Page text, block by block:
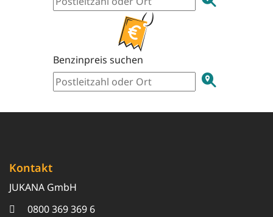
Benzinpreis suchen
Kontakt
JUKANA GmbH
0800 369 369 6